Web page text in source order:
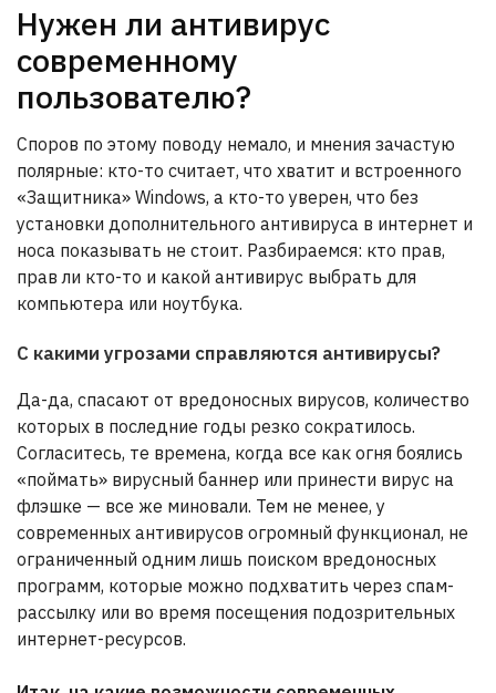
Нужен ли антивирус
современному
пользователю?
Споров по этому поводу немало, и мнения зачастую
полярные: кто-то считает, что хватит и встроенного
«Защитника» Windows, а кто-то уверен, что без
установки дополнительного антивируса в интернет и
носа показывать не стоит. Разбираемся: кто прав,
прав ли кто-то и какой антивирус выбрать для
компьютера или ноутбука.
С какими угрозами справляются антивирусы?
Да-да, спасают от вредоносных вирусов, количество
которых в последние годы резко сократилось.
Согласитесь, те времена, когда все как огня боялись
«поймать» вирусный баннер или принести вирус на
флэшке — все же миновали. Тем не менее, у
современных антивирусов огромный функционал, не
ограниченный одним лишь поиском вредоносных
программ, которые можно подхватить через спам-
рассылку или во время посещения подозрительных
интернет-ресурсов.